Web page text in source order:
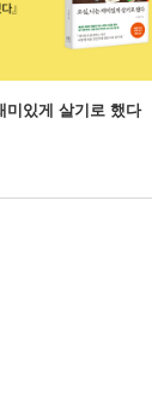
미있게 살기로 했다